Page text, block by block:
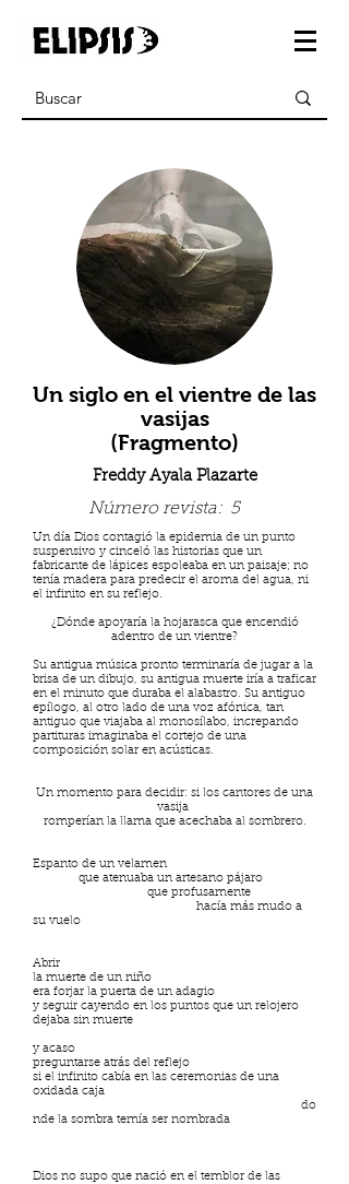
Un siglo en el vientre de las
vasijas
(Fragmento)
Freddy Ayala Plazarte
Número revista: 5
Un día Dios contagió la epidemia de un punto
suspensivo y cinceló las historias que un
fabricante de lápices espoleaba en un paisaje; no
tenía madera para predecir el aroma del agua, ni
el infinito en su reflejo.
¿Dónde apoyaría la hojarasca que encendió
adentro de un vientre?
Su antigua música pronto terminaría de jugar a la
brisa de un dibujo, su antigua muerte iría a traficar
en el minuto que duraba el alabastro. Su antiguo
epílogo, al otro lado de una voz afónica, tan
antiguo que viajaba al monosílabo, increpando
partituras imaginaba el cortejo de una
composición solar en acústicas.
Un momento para decidir: si los cantores de una
vasija
romperían la llama que acechaba al sombrero.
Espanto de un velamen
que atenuaba un artesano pájaro
que profusamente
hacía más mudo a
su vuelo
Abrir
la muerte de un niño
era forjar la puerta de un adagio
y seguir cayendo en los puntos que un relojero
dejaba sin muerte
y acaso
preguntarse atrás del reflejo
si el infinito cabía en las ceremonias de una
oxidada caja
do
nde la sombra temía ser nombrada
Dios no supo que nació en el temblor de las